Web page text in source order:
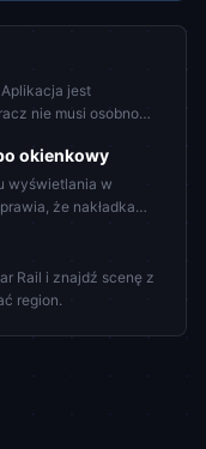
jest
nie musi osobno
okienkowy
wyświetlania w
że nakładka
Rail i znajdź scenę z
region.